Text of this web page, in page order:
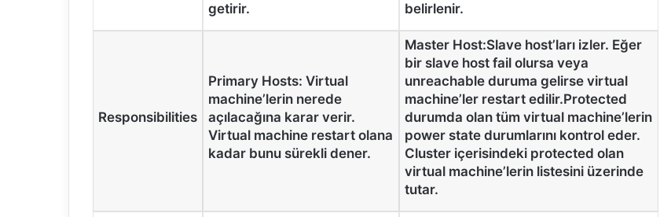
getirir.
belirlenir.
Responsibilities
Primary Hosts: Virtual
machine’lerin nerede
açılacağına karar verir.
Virtual machine restart olana
kadar bunu sürekli dener.
Master Host:Slave host’ları izler. Eğer
bir slave host fail olursa veya
unreachable duruma gelirse virtual
machine’ler restart edilir.Protected
durumda olan tüm virtual machine’lerin
power state durumlarını kontrol eder.
Cluster içerisindeki protected olan
virtual machine’lerin listesini üzerinde
tutar.